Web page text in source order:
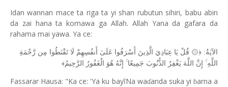
Idan wannan mace ta riga ta yi shan rubutun sihiri, babu abin
da zai hana ta komawa ga Allah. Allah Yana da gafara da
rahama mai yawa. Ya ce:
الآيَةُ: ﴿۞ قُلْ يَا عِبَادِيَ الَّذِينَ أَسْرَفُوا عَلَىٰ أَنفُسِهِمْ لَا تَقْنَطُوا مِن رَّحْمَةِ
اللَّهِ ۚ إِنَّ اللَّهَ يَغْفِرُ الذُّنُوبَ جَمِيعًا ۚ إِنَّهُ هُوَ الْغَفُورُ الرَّحِيمُ﴾
Fassarar Hausa: "Ka ce: 'Ya ku bayĩNa waɗanda suka yi ɓarna a